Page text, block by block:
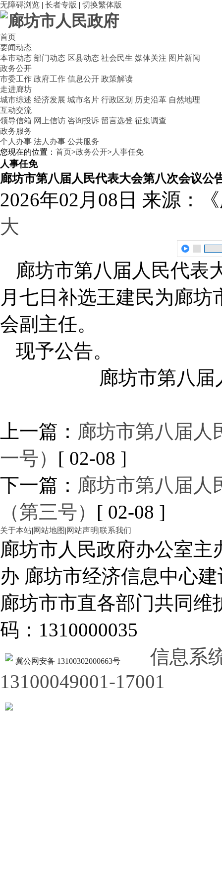
无障碍浏览 | 长者专版 | 切换繁体版
首页
要闻动态
本市动态 部门动态 区县动态 社会民生 媒体关注 图片新闻
政务公开
市委工作 政府工作 信息公开 政策解读
走进廊坊
城市综述 经济发展 城市名片 行政区划 历史沿革 自然地理
互动交流
领导信箱 网上信访 咨询投诉 留言选登 征集调查
政务服务
个人办事 法人办事 公共服务
您现在的位置： 首页>政务公开> 人事任免
人事任免
廊坊市第八届人民代表大会第八次会议公
2026年02月08日 来源：
大
廊坊市第八届人民代表
月七日补选王建民为廊
会副主任。
现予公告。
廊坊市第八
上一篇： 廊坊市第八届人
一号） [ 02-08 ]
下一篇： 廊坊市第八届人
（第三号） [ 02-08 ]
关于本站|网站地图 |网站声明|联系我们
廊坊市人民政府办公室
办 廊坊市经济信息中心建
廊坊市市直各部门共同
码：1310000035
冀公网安备 13100302000663号
信息系
13100049001-17001